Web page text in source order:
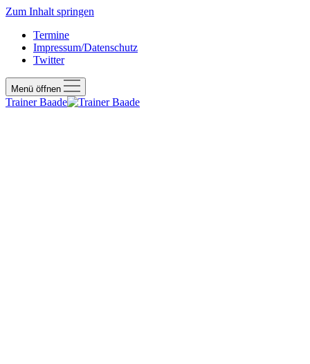
Zum Inhalt springen
Termine
Impressum/Datenschutz
Twitter
Menü öffnen
Trainer Baade